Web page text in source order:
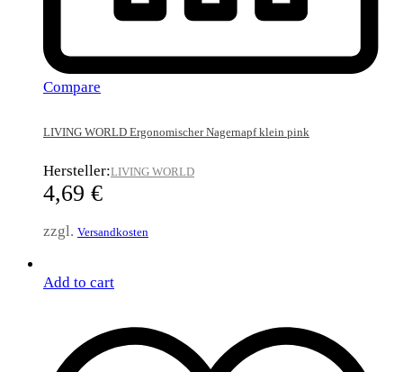
Compare
LIVING WORLD Ergonomischer Nagernapf klein pink
Hersteller:LIVING WORLD
4,69 €
zzgl. Versandkosten
Add to cart